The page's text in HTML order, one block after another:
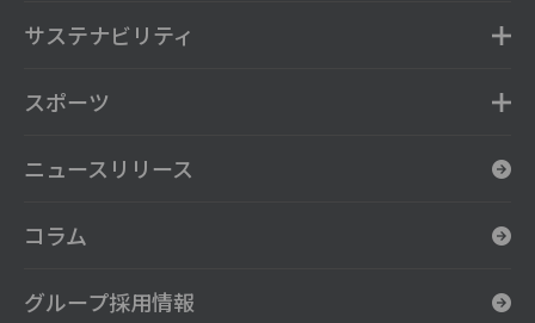
サステナビリティ
スポーツ
ニュースリリース
コラム
グループ採用情報